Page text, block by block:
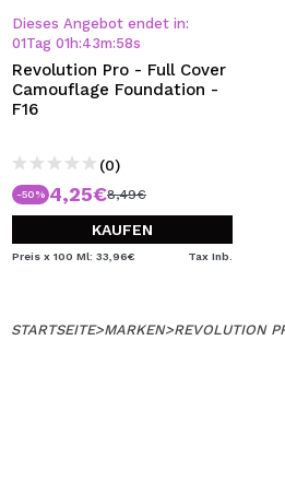
Dieses Angebot endet in:
01Tag 01 h:43m:57s
Revolution Pro - Full Cover
Camouflage Foundation -
F16
(0)
-50% 4,25€8,49€
KAUFEN
Preis x 100 Ml: 33,96€ Tax Inb.
STARTSEITE>MARKEN>REVOLUTION